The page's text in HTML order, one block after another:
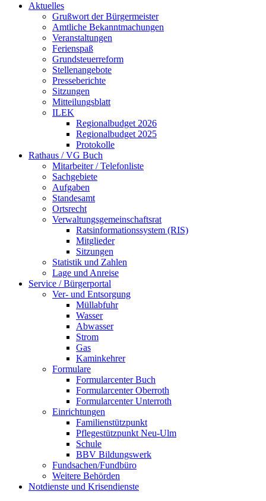
Aktuelles
Grußwort der Bürgermeister
Amtliche Bekanntmachungen
Veranstaltungen
Ferienspaß
Grundsteuerreform
Stellenangebote
Presseberichte
Sitzungen
Mitteilungsblatt
ILEK
Regionalbudget 2026
Regionalbudget 2025
Protokolle
Rathaus / VG Buch
Mitarbeiter / Telefonliste
Sachgebiete
Aufgaben
Standesamt
Ortsrecht
Verwaltungsgemeinschaftsrat
Ratsinformationssystem (RIS)
Mitglieder
Sitzungen
Statistik und Zahlen
Lage und Anreise
Service / Bürgerportal
Ver- und Entsorgung
Müllabfuhr
Wasser
Abwasser
Strom
Gas
Kaminkehrer
Formulare
Formularcenter Buch
Formularcenter Oberroth
Formularcenter Unterroth
Einrichtungen
Familienstützpunkt
Pflegestützpunkt Neu-Ulm
Schule
BBV Bildungswerk
Fundsachen/Fundbüro
Weitere Behörden
Notdienste und Krisendienste